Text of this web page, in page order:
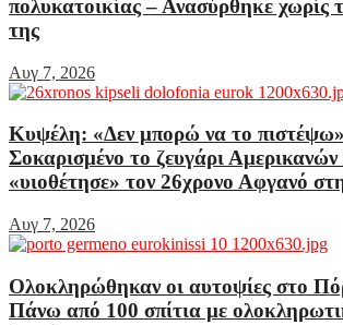
πολυκατοικίας – Ανασύρθηκε χωρίς
της
Αυγ 7, 2026
Κυψέλη: «Δεν μπορώ να το
Σοκαρισμένο το ζευγάρι
«υιοθέτησε» τον 26χρονο Αφγανό
Αυγ 7, 2026
Ολοκληρώθηκαν οι αυτοψίες στο
Πάνω από 100 σπίτια με